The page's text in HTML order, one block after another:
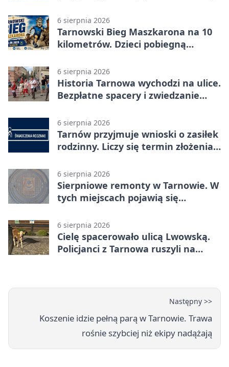
6 sierpnia 2026
Tarnowski Bieg Maszkarona na 10
kilometrów. Dzieci pobiegną
6 sierpnia 2026
Historia Tarnowa wychodzi na ulice.
Bezpłatne spacery i zwiedzanie
6 sierpnia 2026
Tarnów przyjmuje wnioski o zasiłek
rodzinny. Liczy się termin złożenia
6 sierpnia 2026
Sierpniowe remonty w Tarnowie. W
tych miejscach pojawią się
6 sierpnia 2026
Cielę spacerowało ulicą Lwowską.
Policjanci z Tarnowa ruszyli na
Następny >>
Koszenie idzie pełną parą w Tarnowie. Trawa
rośnie szybciej niż ekipy nadążają